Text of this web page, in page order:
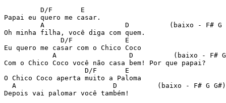
         D/F       E
Papai eu quero me casar.
A                    D          (baixo - F# G
Oh minha filha, você diga com quem.
              D/F             E
Eu quero me casar com o Chico Coco
A                  D          (baixo - F#
Com o Chico Coco você não casa bem! Por que papai?
                    D/F       E
O Chico Coco aperta muito a Paloma
  A                        D          (baixo - F# G G#)
Depois vai palomar você também!